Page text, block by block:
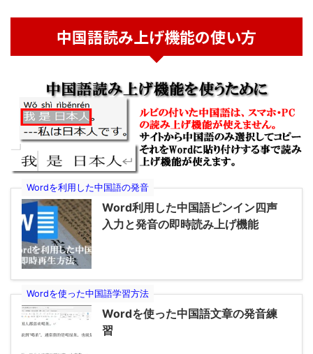
中国語読み上げ機能の使い方
Wordを利用した中国語の発音
Word利用した中国語ピンイン四声
入力と発音の即時読み上げ機能
Wordを使った中国語学習方法
Wordを使った中国語文章の発音練
習